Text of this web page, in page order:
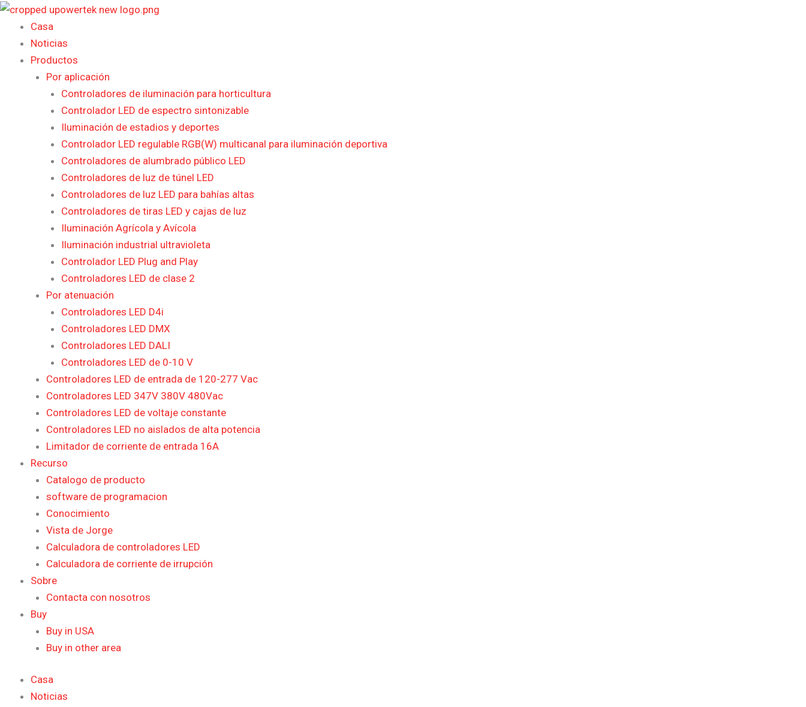
Ir
contenido
Casa
Noticias
Productos
Por aplicación
Controladores de iluminación para horticultura
Controlador LED de espectro sintonizable
Iluminación de estadios y deportes
Controlador LED regulable RGB(W) multicanal para iluminación deportiva
Controladores de alumbrado público LED
Controladores de luz de túnel LED
Controladores de luz LED para bahías altas
Controladores de tiras LED y cajas de luz
Iluminación Agrícola y Avícola
Iluminación industrial ultravioleta
Controlador LED Plug and Play
Controladores LED de clase 2
Por atenuación
Controladores LED D4i
Controladores LED DMX
Controladores LED DALI
Controladores LED de 0-10 V
Controladores LED de entrada de 120-277 Vac
Controladores LED 347V 380V 480Vac
Controladores LED de voltaje constante
Controladores LED no aislados de alta potencia
Limitador de corriente de entrada 16A
Recurso
Catalogo de producto
software de programacion
Conocimiento
Vista de Jorge
Calculadora de controladores LED
Calculadora de corriente de irrupción
Sobre
Contacta con nosotros
Buy
Buy in USA
Buy in other area
Casa
Noticias